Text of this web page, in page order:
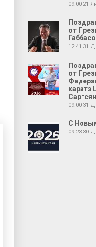
09:00 21
от
12:41 31
от
каратэ
09:00 31
С
09:23 30